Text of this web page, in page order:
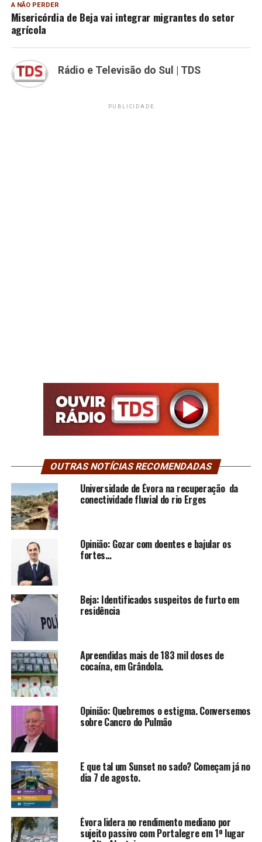
A NÃO PERDER
Misericórdia de Beja vai integrar migrantes do setor
agrícola
Rádio e Televisão do Sul | TDS
PUBLICIDADE
OUTRAS NOTÍCIAS RECOMENDADAS
Universidade de Évora na recuperação da
conectividade fluvial do rio Erges
Opinião: Gozar com doentes e bajular os
fortes…
Beja: Identificados suspeitos de furto em
residência
Apreendidas mais de 183 mil doses de
cocaína, em Grândola.
Opinião: Quebremos o estigma. Conversemos
sobre Cancro do Pulmão
E que tal um Sunset no sado? Começam já no
dia 7 de agosto.
Évora lidera no rendimento mediano por
sujeito passivo com Portalegre em 1º lugar